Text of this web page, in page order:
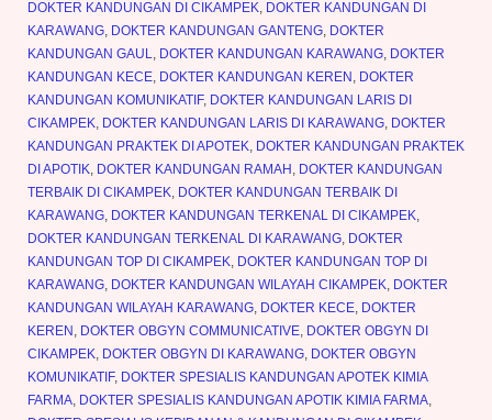
DOKTER KANDUNGAN DI CIKAMPEK, DOKTER KANDUNGAN DI
KARAWANG, DOKTER KANDUNGAN GANTENG, DOKTER
KANDUNGAN GAUL, DOKTER KANDUNGAN KARAWANG, DOKTER
KANDUNGAN KECE, DOKTER KANDUNGAN KEREN , DOKTER
KANDUNGAN KOMUNIKATIF, DOKTER KANDUNGAN LARIS DI
CIKAMPEK, DOKTER KANDUNGAN LARIS DI KARAWANG, DOKTER
KANDUNGAN PRAKTEK DI APOTEK, DOKTER KANDUNGAN PRAKTEK
DI APOTIK, DOKTER KANDUNGAN RAMAH , DOKTER KANDUNGAN
TERBAIK DI CIKAMPEK, DOKTER KANDUNGAN TERBAIK DI
KARAWANG, DOKTER KANDUNGAN TERKENAL DI CIKAMPEK,
DOKTER KANDUNGAN TERKENAL DI KARAWANG, DOKTER
KANDUNGAN TOP DI CIKAMPEK, DOKTER KANDUNGAN TOP DI
KARAWANG, DOKTER KANDUNGAN WILAYAH CIKAMPEK, DOKTER
KANDUNGAN WILAYAH KARAWANG, DOKTER KECE, DOKTER
KEREN , DOKTER OBGYN COMMUNICATIVE, DOKTER OBGYN DI
CIKAMPEK, DOKTER OBGYN DI KARAWANG, DOKTER OBGYN
KOMUNIKATIF, DOKTER SPESIALIS KANDUNGAN APOTEK KIMIA
FARMA, DOKTER SPESIALIS KANDUNGAN APOTIK KIMIA FARMA,